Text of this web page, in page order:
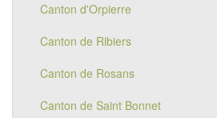
Canton d'Orpierre
Canton de Ribiers
Canton de Rosans
Canton de Saint Bonnet